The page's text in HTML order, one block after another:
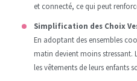
et connecté, ce qui peut
Simplification des Choix
En adoptant des ensembles
matin devient moins stressant.
les vêtements de leurs enfants